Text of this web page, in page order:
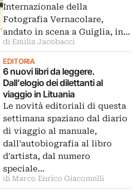
Internazionale della
Fotografia Vernacolare,
andato in scena a Guiglia, in…
di Emilia Jacobacci
EDITORIA
6 nuovi libri da leggere.
Dall’elogio dei dilettanti al
viaggio in Lituania
Le novità editoriali di questa
settimana spaziano dal diario
di viaggio al manuale,
dall'autobiografia al libro
d'artista, dal numero
speciale…
di Marco Enrico Giacomelli